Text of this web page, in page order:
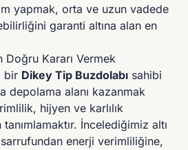
yapmak, orta ve uzun vadede
garanti altına alan en
Doğru Kararı Vermek
bir Dikey Tip Buzdolabı sahibi
depolama alanı kazanmak
hijyen ve karlılık
tanımlamaktır. İncelediğimiz altı
enerji verimliliğine,